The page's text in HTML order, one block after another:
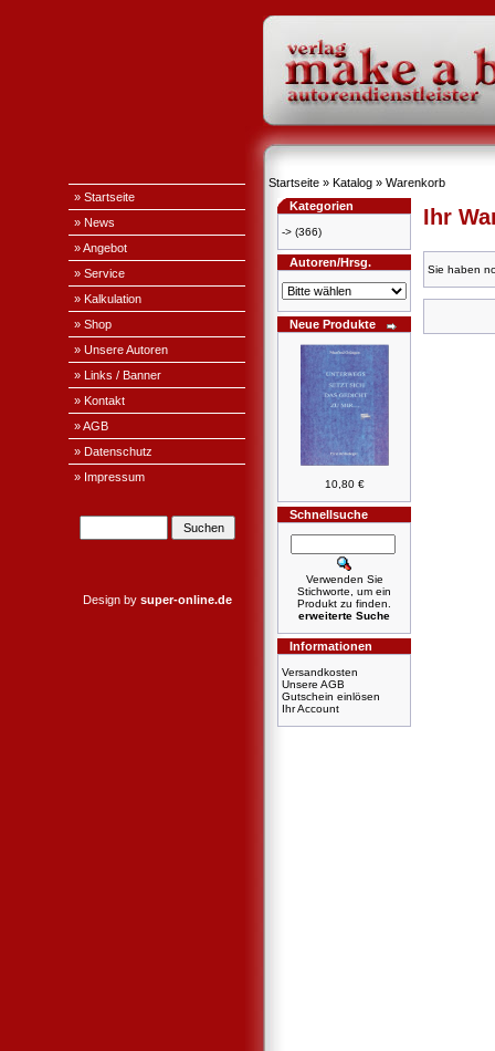
» Startseite
» News
» Angebot
» Service
» Kalkulation
» Shop
» Unsere Autoren
» Links / Banner
» Kontakt
» AGB
» Datenschutz
» Impressum
Design by super-online.de
Startseite » Katalog » Warenkorb
Kategorien
-> (366)
Autoren/Hrsg.
Neue Produkte
10,80 €
Schnellsuche
Verwenden Sie
Stichworte, um ein
Produkt zu finden.
erweiterte Suche
Informationen
Versandkosten
Unsere AGB
Gutschein einlösen
Ihr Account
Ihr
Sie haben